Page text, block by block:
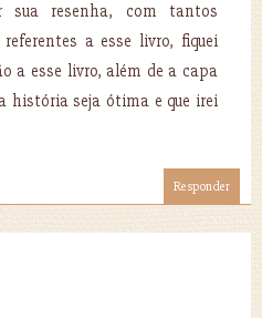
sua resenha, com tantos
a esse livro, fiquei
a esse livro, além de a capa
história seja ótima e que irei
Responder